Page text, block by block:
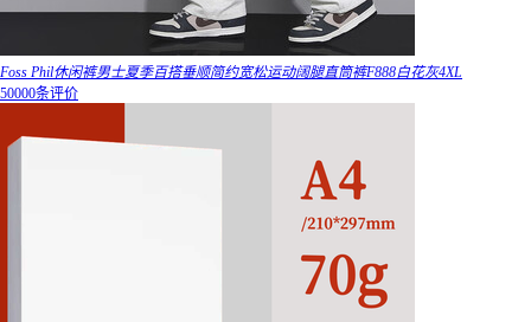
Foss Phil休闲裤男士夏季百搭垂顺简约宽松运动阔腿直筒裤F888白花灰4XL
50000条评价